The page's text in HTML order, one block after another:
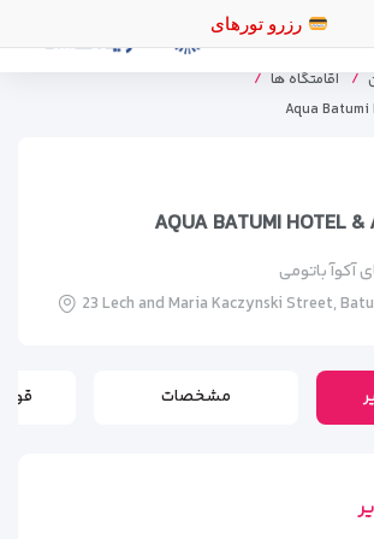
اقامتگاه ها
Aqua
AQUA BATUMI HOTEL &
آکوآ باتومی
23 Lech and Maria Kaczynski Street,
مشخصات